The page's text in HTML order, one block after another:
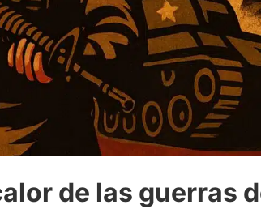
de las guerras